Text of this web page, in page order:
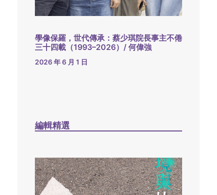
學像保羅，世代傳承：蔡少琪院長事主不倦
三十四載（1993–2026）/ 何偉強
2026 年 6 月 1 日
編輯精選